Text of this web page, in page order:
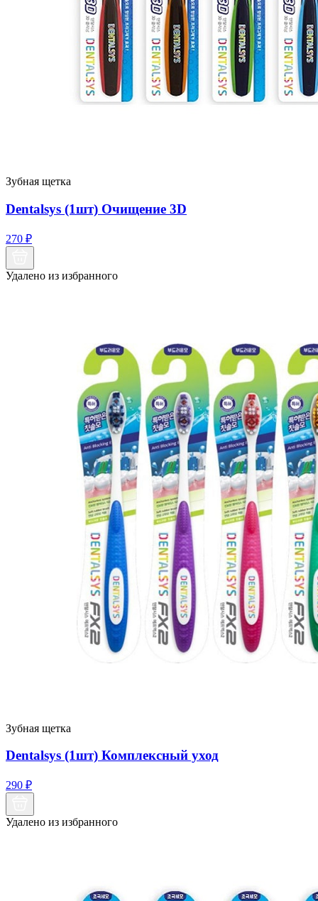
Зубная щетка
Dentalsys (1шт) Очищение 3D
270 ₽
Удалено из избранного
Зубная щетка
Dentalsys (1шт) Комплексный уход
290 ₽
Удалено из избранного